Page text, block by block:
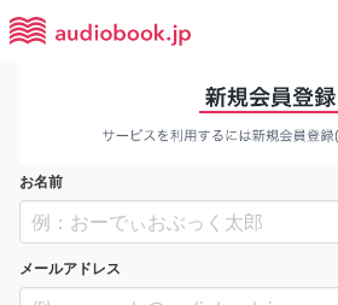
お名前
メールアドレス